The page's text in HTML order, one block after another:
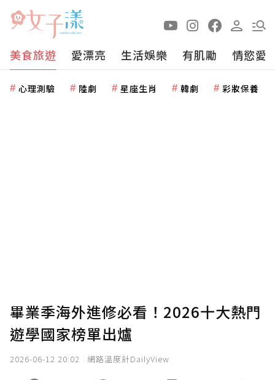
美食旅遊 愛漂亮 生活娛樂 有肌勵 情慾愛
心理測驗 陸劇 星座生肖 韓劇 彩妝保養
畢業季海外進修必看！2026十大熱門
遊學國家榜單出爐
2026-06-12 20:02 網路溫度計DailyView